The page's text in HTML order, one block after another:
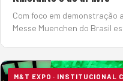
Com foco em demonstração
Messe Muenchen do Brasil
modernos e as princ…
M&T EXPO · INSTITUCIONAL